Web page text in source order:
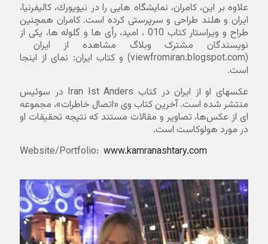
علاوه بر این، كامران، نمایشگاه هایی را در نیویورك، كالیفرنیا،
ایران و هلند طراحی و سرپرستی كرده است. کامران همچنین
طراح و ویراستار کتاب 010 ، امید، رأی ها و گلوله ها، یکی از
نویسندگان مشترک وبلاگ مشاهده از ایران
(viewfromiran.blogspot.com) و کتاب ایران: نمای از اینجا
است.
عکسهای او از ایران در کتاب Iran Ist Anders در سوئیس
منتشر شده است. آخرین کتاب وی «اتصال خاطرات»، مجموعه
ای از عکس‌ها، تصاویر و مقالات مستند که نتیجه تحقیقات او
در مورد هولوکاست است.
Website/Portfolio: www.kamranashtary.com